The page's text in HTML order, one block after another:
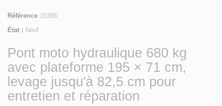
Référence 15396
État : Neuf
Pont moto hydraulique 680 kg
avec plateforme 195 × 71 cm,
levage jusqu'à 82,5 cm pour
entretien et réparation